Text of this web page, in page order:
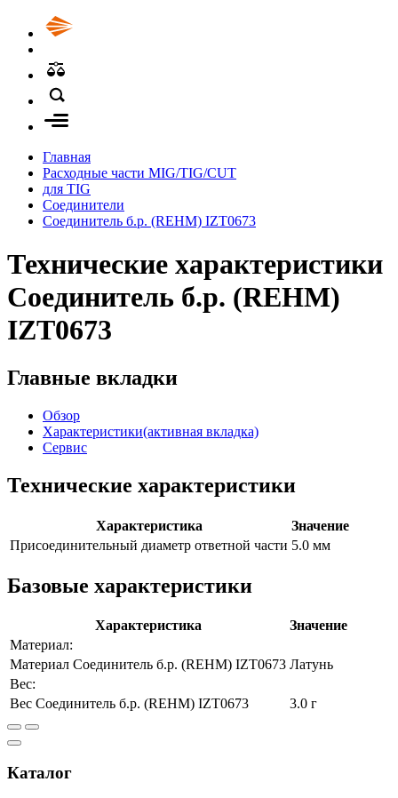
Главная
Расходные части MIG/TIG/CUT
для TIG
Соединители
Соединитель б.р. (REHM) IZT0673
Технические характеристики
Соединитель б.р. (REHM)
IZT0673
Главные вкладки
Обзор
Характеристики(активная вкладка)
Сервис
Технические характеристики
Характеристика
Значение
Присоединительный диаметр ответной части 5.0 мм
Базовые характеристики
Характеристика
Значение
Материал:
Материал Соединитель б.р. (REHM) IZT0673 Латунь
Вес:
Вес Соединитель б.р. (REHM) IZT0673 3.0 г
Каталог